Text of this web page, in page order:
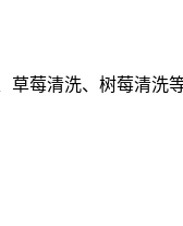
莓清洗、树莓清洗